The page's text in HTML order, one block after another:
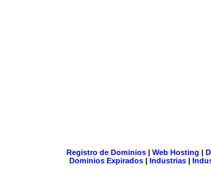
Registro de Dominios| Web Hosting |
Dominios Expirados | Industrias |